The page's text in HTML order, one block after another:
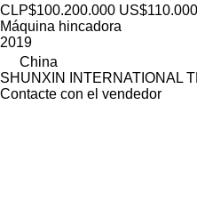
CLP$100.200.000 US$110.000
Máquina hincadora
2019
China
SHUNXIN INTERNATIONAL
Contacte con el vendedor